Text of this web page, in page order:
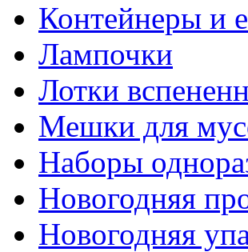
Контейнеры и
Лампочки
Лотки
Мешки для
Наборы
Новогодняя
Новогодняя